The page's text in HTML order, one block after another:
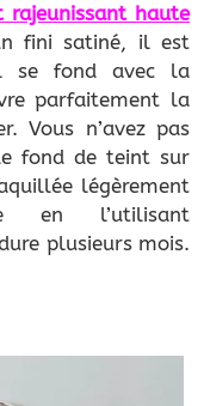
haute
fini satiné, il est
se fond avec la
parfaitement la
Vous n’avez pas
fond de teint sur
légèrement
en l’utilisant
plusieurs mois.